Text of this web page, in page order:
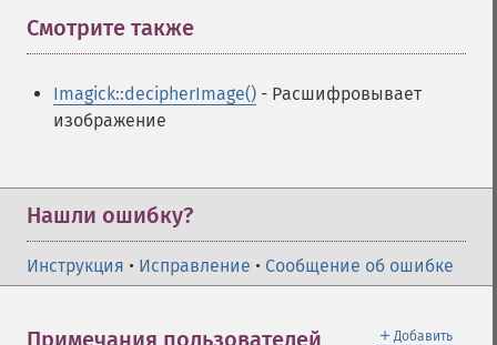
Смотрите также
Imagick::decipherImage() - Расшифровывает
изображение
Нашли ошибку?
Инструкция • Исправление • Сообщение об ошибке
＋ Добавить
Примечания пользователей